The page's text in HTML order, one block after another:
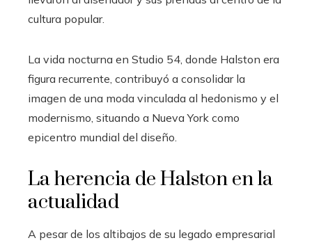
cultura popular.
La vida nocturna en Studio 54, donde Halston era
figura recurrente, contribuyó a consolidar la
imagen de una moda vinculada al hedonismo y el
modernismo, situando a Nueva York como
epicentro mundial del diseño.
La herencia de Halston en la
actualidad
A pesar de los altibajos de su legado empresarial